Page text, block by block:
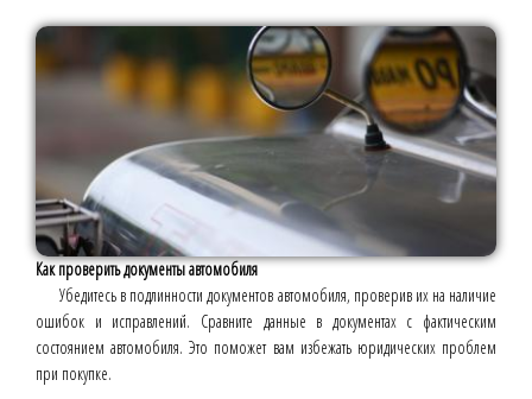
Как проверить документы автомобиля
Убедитесь в подлинности документов автомобиля, проверив их на наличие
ошибок и исправлений. Сравните данные в документах с фактическим
состоянием автомобиля. Это поможет вам избежать юридических проблем
при покупке.